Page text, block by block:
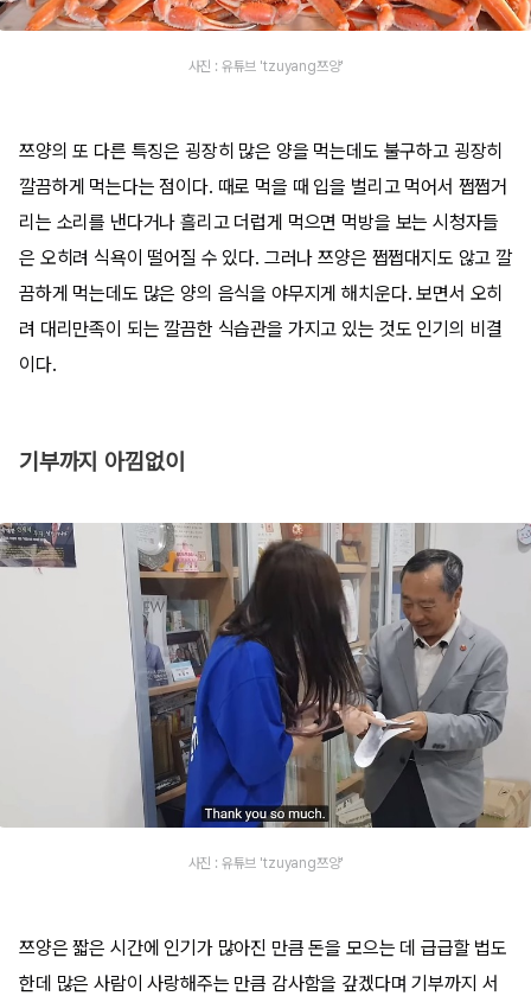
사진 : 유튜브 'tzuyang쯔양'
쯔양의 또 다른 특징은 굉장히 많은 양을 먹는데도 불구하고 굉장히
깔끔하게 먹는다는 점이다. 때로 먹을 때 입을 벌리고 먹어서 쩝쩝거
리는 소리를 낸다거나 흘리고 더럽게 먹으면 먹방을 보는 시청자들
은 오히려 식욕이 떨어질 수 있다. 그러나 쯔양은 쩝쩝대지도 않고 깔
끔하게 먹는데도 많은 양의 음식을 야무지게 해치운다. 보면서 오히
려 대리만족이 되는 깔끔한 식습관을 가지고 있는 것도 인기의 비결
이다.
기부까지 아낌없이
사진 : 유튜브 'tzuyang쯔양'
쯔양은 짧은 시간에 인기가 많아진 만큼 돈을 모으는 데 급급할 법도
한데 많은 사람이 사랑해주는 만큼 감사함을 갚겠다며 기부까지 서